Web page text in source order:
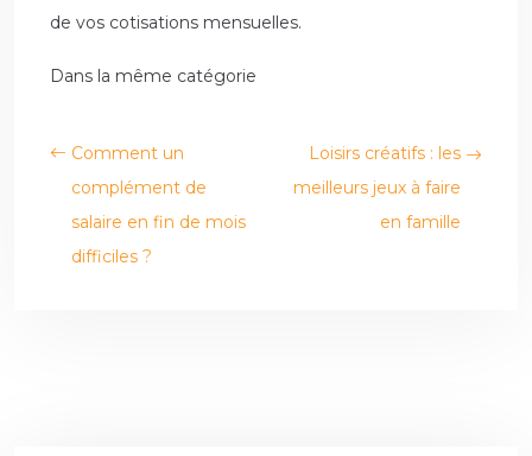
de vos cotisations mensuelles.
Dans la même catégorie
Comment un
complément de
salaire en fin de mois
difficiles ?
Loisirs créatifs : les
meilleurs jeux à faire
en famille